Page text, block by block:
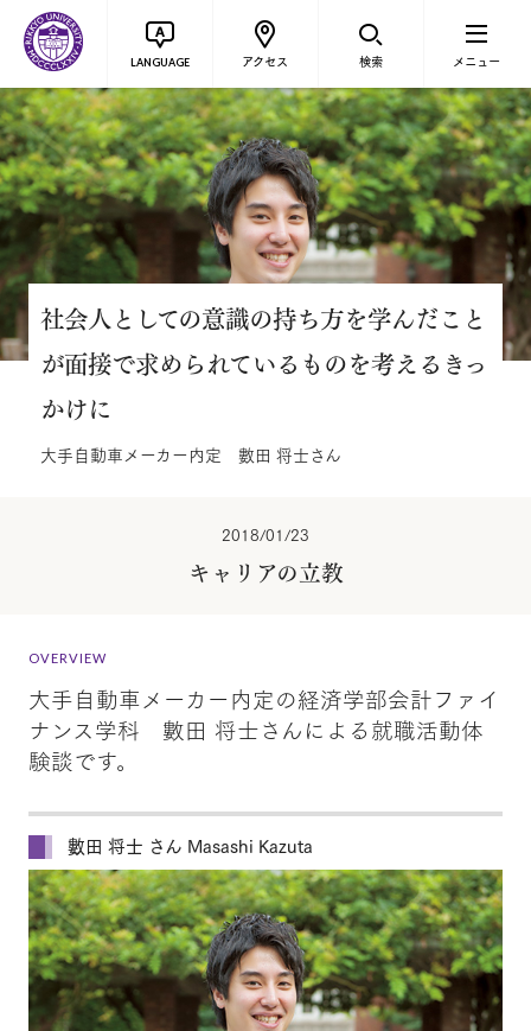
LANGUAGE アクセス 検索 メニュー
社会人としての意識の持ち方を学んだこと
が面接で求められているものを考えるきっ
かけに
大手自動車メーカー内定 數田 将士さん
2018/01/23
キャリアの立教
OVERVIEW
大手自動車メーカー内定の経済学部会計ファイ
ナンス学科 數田 将士さんによる就職活動体
験談です。
數田 将士 さん Masashi Kazuta